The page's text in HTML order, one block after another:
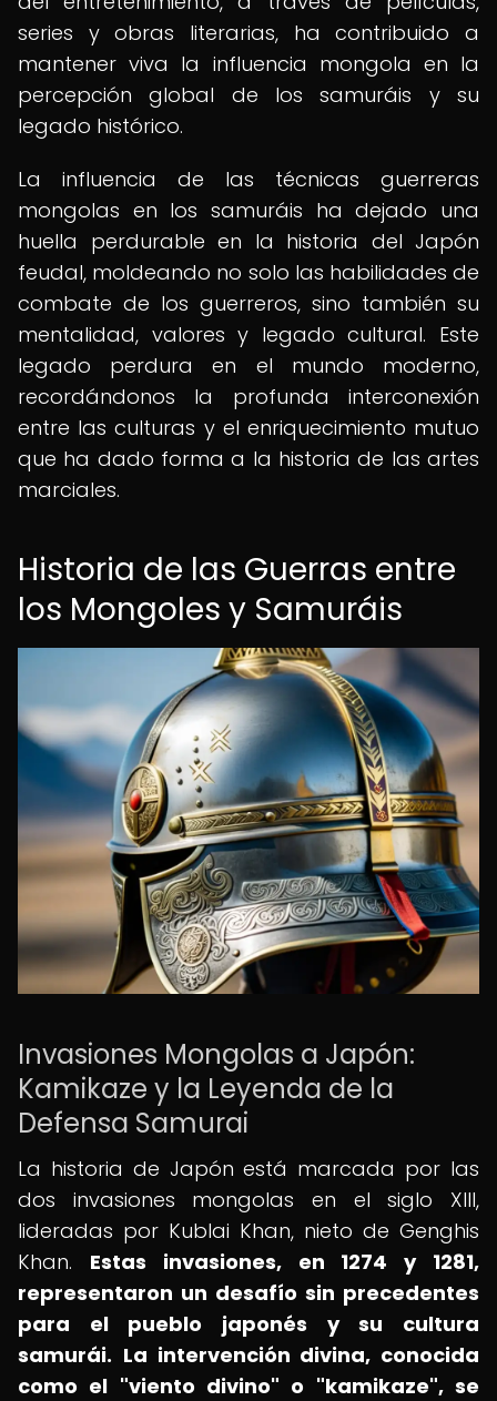
series y obras literarias, ha contribuido a
mantener viva la influencia mongola en la
percepción global de los samuráis y su
legado histórico.
La influencia de las técnicas guerreras
mongolas en los samuráis ha dejado una
huella perdurable en la historia del Japón
feudal, moldeando no solo las habilidades de
combate de los guerreros, sino también su
mentalidad, valores y legado cultural. Este
legado perdura en el mundo moderno,
recordándonos la profunda interconexión
entre las culturas y el enriquecimiento mutuo
que ha dado forma a la historia de las artes
marciales.
Historia de las Guerras entre
los Mongoles y Samuráis
Invasiones Mongolas a Japón:
Kamikaze y la Leyenda de la
Defensa Samurai
La historia de Japón está marcada por las
dos invasiones mongolas en el siglo XIII,
lideradas por Kublai Khan, nieto de Genghis
Khan. Estas invasiones, en 1274 y 1281,
representaron un desafío sin precedentes
para el pueblo japonés y su cultura
samurái. La intervención divina, conocida
como el "viento divino" o "kamikaze", se